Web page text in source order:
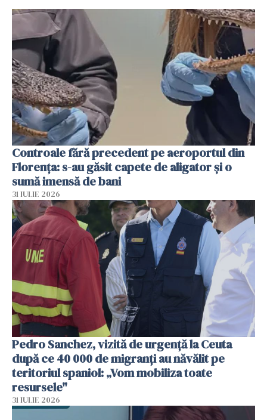
Controale fără precedent pe aeroportul din
Florența: s-au găsit capete de aligator și o
sumă imensă de bani
31 IULIE 2026
Pedro Sanchez, vizită de urgență la Ceuta
după ce 40 000 de migranți au năvălit pe
teritoriul spaniol: „Vom mobiliza toate
resursele"
31 IULIE 2026